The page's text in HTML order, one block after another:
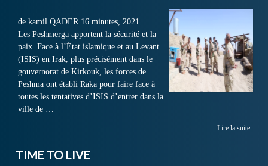
de kamil QADER 16 minutes, 2021
Les Peshmerga apportent la sécurité et la
paix. Face à l’État islamique et au Levant
(ISIS) en Irak, plus précisément dans le
gouvernorat de Kirkouk, les forces de
Peshma ont établi Raka pour faire face à
toutes les tentatives d’ISIS d’entrer dans la
ville de …
Lire la suite
TIME TO LIVE